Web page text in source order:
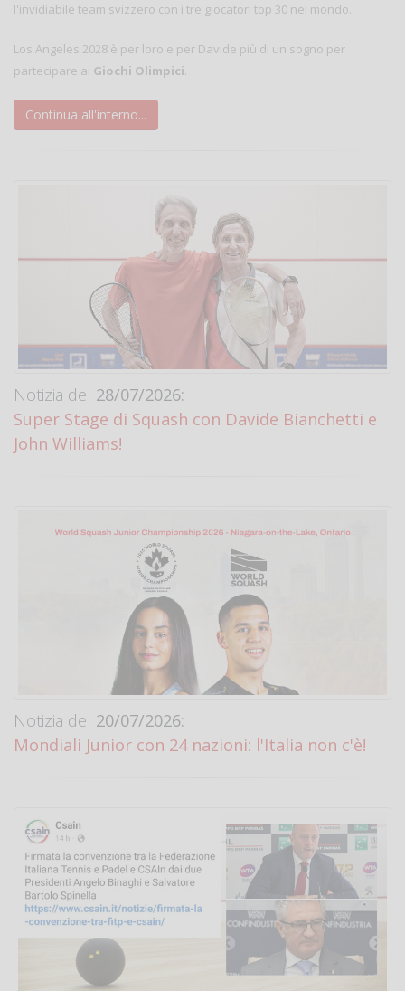
l'invidiabile team svizzero con i tre giocatori top 30 nel mondo.
Los Angeles 2028 è per loro e per Davide più di un sogno per
partecipare ai Giochi Olimpici.
Continua all'interno...
Notizia del 28/07/2026:
Super Stage di Squash con Davide Bianchetti e
John Williams!
Notizia del 20/07/2026:
Mondiali Junior con 24 nazioni: l'Italia non c'è!